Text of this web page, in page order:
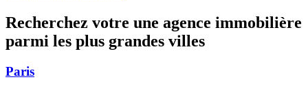
Recherchez votre une agence immobilière
parmi les plus grandes villes
Paris